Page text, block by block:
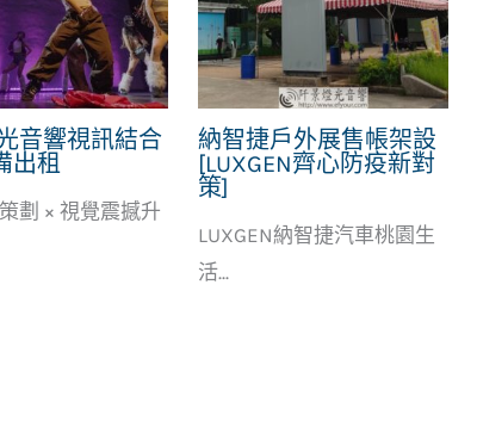
音響視訊結合
出租
劃 × 視覺震撼升
納智捷戶外展售帳架設
[LUXGEN齊心防疫新對
策]
LUXGEN納智捷汽車桃園生
活...